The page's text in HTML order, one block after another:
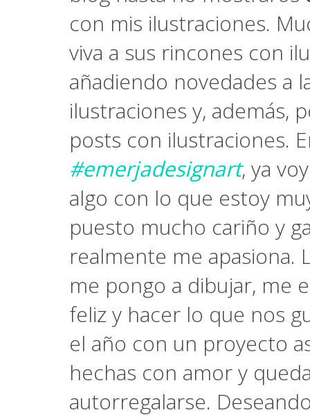
con mis ilustraciones.
viva a sus rincones con
añadiendo novedades a
ilustraciones y, además,
posts con ilustraciones.
#emerjadesignart, ya
algo con lo que estoy
puesto mucho cariño y
realmente me apasiona.
me pongo a dibujar, me
feliz y hacer lo que nos
el año con un proyecto
hechas con amor y
autorregalarse.